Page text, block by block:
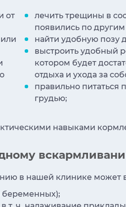
от
лечить трещины в
появились по
найти удобную позу
выстроить удобный
котором будет
отдыха и ухода за
правильно питаться
грудью;
навыками
в нашей клинике может
беременных);